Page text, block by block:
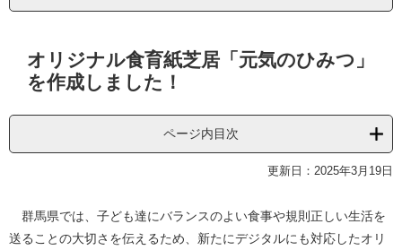
オリジナル食育紙芝居「元気のひみつ」
を作成しました！
ページ内目次
更新日：2025年3月19日
群馬県では、子ども達にバランスのよい食事や規則正しい生活を
送ることの大切さを伝えるため、新たにデジタルにも対応したオリ